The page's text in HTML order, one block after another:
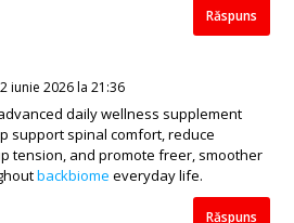
Răspuns
iunie 2026 la 21:36
daily wellness supplement
support spinal comfort, reduce
tension, and promote freer, smoother
backbiome everyday life.
Răspuns